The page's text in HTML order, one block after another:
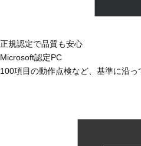
正規認定で品質も安心
Microsoft認定PC
100項目の動作点検など、基準に沿